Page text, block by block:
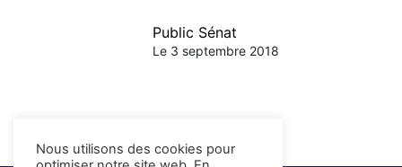
Public Sénat
Le 3 septembre 2018
Nous utilisons des cookies pour